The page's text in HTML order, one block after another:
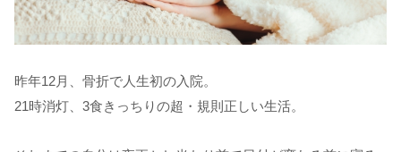
昨年12月、骨折で人生初の入院。
21時消灯、3食きっちりの超・規則正しい生活。